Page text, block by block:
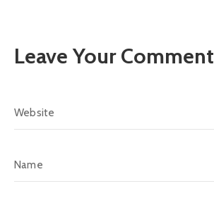
Leave Your Comment